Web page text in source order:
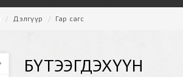
Дэлгүүр Гар сагс
БҮТЭЭГДЭХҮҮН